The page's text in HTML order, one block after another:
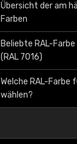
Übersicht der am
Farben
Beliebte RAL-
(RAL 7016)
Welche RAL-Farbe
wählen?